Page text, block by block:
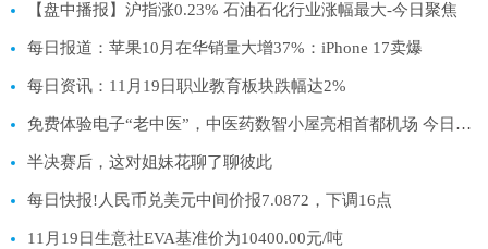
【盘中播报】沪指涨0.23% 石油石化行业涨幅最大-今日聚焦
每日报道：苹果10月在华销量大增37%：iPhone 17卖爆
每日资讯：11月19日职业教育板块跌幅达2%
免费体验电子“老中医”，中医药数智小屋亮相首都机场 今日热门
半决赛后，这对姐妹花聊了聊彼此
每日快报!人民币兑美元中间价报7.0872，下调16点
11月19日生意社EVA基准价为10400.00元/吨